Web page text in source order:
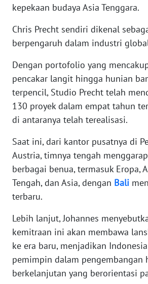
kepekaan budaya Asia Tenggara.
Chris Precht sendiri dikenal
berpengaruh dalam industri
Dengan portofolio yang
pencakar langit hingga hunian
terpencil, Studio Precht telah
130 proyek dalam empat tahun
di antaranya telah terealisasi.
Saat ini, dari kantor pusatnya di
Austria, timnya tengah
berbagai benua, termasuk Eropa,
Tengah, dan Asia, dengan Bali
terbaru.
Lebih lanjut, Johannes
kemitraan ini akan membawa
ke era baru, menjadikan
pemimpin dalam pengembangan
berkelanjutan yang berorientasi
WN
NTB
WN
WN
SULBAR
WN
WN
SUMBAR
WN
WN
BENGKULU
WN
LAMPUNG